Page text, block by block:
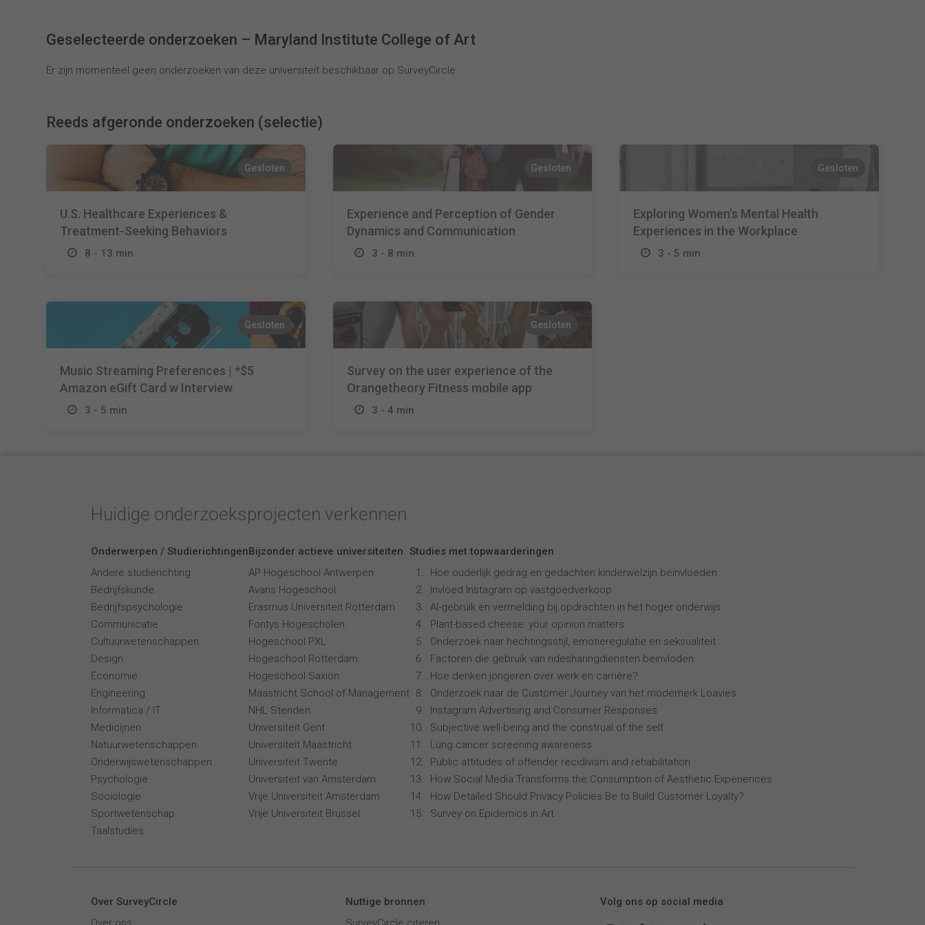
Geselecteerde onderzoeken – Maryland Institute College of Art
Er zijn momenteel geen onderzoeken van deze universiteit beschikbaar op SurveyCircle.
Reeds afgeronde onderzoeken (selectie)
Gesloten
U.S. Healthcare Experiences &
Treatment‑Seeking Behaviors
8 - 13 min
Gesloten
Experience and Perception of Gender
Dynamics and Communication
3 - 8 min
Gesloten
Exploring Women's Mental Health
Experiences in the Workplace
3 - 5 min
Gesloten
Music Streaming Preferences | *$5
Amazon eGift Card w Interview
3 - 5 min
Gesloten
Survey on the user experience of the
Orangetheory Fitness mobile app
3 - 4 min
Huidige onderzoeksprojecten verkennen
Onderwerpen / Studierichtingen
Andere studierichting
Bedrijfskunde
Bedrijfspsychologie
Communicatie
Cultuurwetenschappen
Design
Economie
Engineering
Informatica / IT
Medicijnen
Natuurwetenschappen
Onderwijswetenschappen
Psychologie
Sociologie
Sportwetenschap
Taalstudies
Bijzonder actieve universiteiten
AP Hogeschool Antwerpen
Avans Hogeschool
Erasmus Universiteit Rotterdam
Fontys Hogescholen
Hogeschool PXL
Hogeschool Rotterdam
Hogeschool Saxion
Maastricht School of Management
NHL Stenden
Universiteit Gent
Universiteit Maastricht
Universiteit Twente
Universiteit van Amsterdam
Vrije Universiteit Amsterdam
Vrije Universiteit Brussel
Studies met topwaarderingen
Hoe ouderlijk gedrag en gedachten kinderwelzijn beïnvloeden
Invloed Instagram op vastgoedverkoop
AI-gebruik en vermelding bij opdrachten in het hoger onderwijs
Plant-based cheese: your opinion matters
Onderzoek naar hechtingsstijl, emotieregulatie en seksualiteit
Factoren die gebruik van ridesharingdiensten beïnvloden
Hoe denken jongeren over werk en carrière?
Onderzoek naar de Customer Journey van het modemerk Loavies
Instagram Advertising and Consumer Responses
Subjective well-being and the construal of the self
Lung cancer screening awareness
Public attitudes of offender recidivism and rehabilitation
How Social Media Transforms the Consumption of Aesthetic Experiences
How Detailed Should Privacy Policies Be to Build Customer Loyalty?
Survey on Epidemics in Art
Over SurveyCircle
Nuttige bronnen
Volg ons op social media